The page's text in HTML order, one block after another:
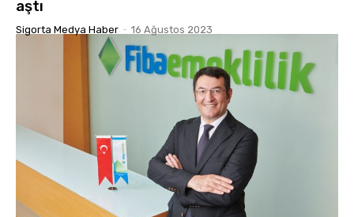
aştı
Sigorta Medya Haber - 16 Ağustos 2023